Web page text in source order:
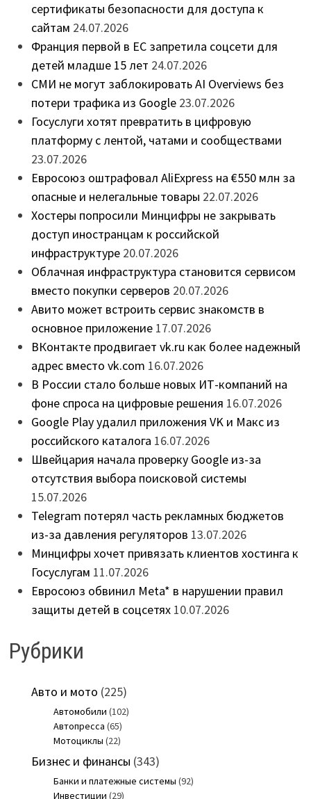
сертификаты безопасности для доступа к
сайтам 24.07.2026
Франция первой в ЕС запретила соцсети для
детей младше 15 лет 24.07.2026
СМИ не могут заблокировать AI Overviews без
потери трафика из Google 23.07.2026
Госуслуги хотят превратить в цифровую
платформу с лентой, чатами и сообществами
23.07.2026
Евросоюз оштрафовал AliExpress на €550 млн за
опасные и нелегальные товары 22.07.2026
Хостеры попросили Минцифры не закрывать
доступ иностранцам к российской
инфраструктуре 20.07.2026
Облачная инфраструктура становится сервисом
вместо покупки серверов 20.07.2026
Авито может встроить сервис знакомств в
основное приложение 17.07.2026
ВКонтакте продвигает vk.ru как более надежный
адрес вместо vk.com 16.07.2026
В России стало больше новых ИТ-компаний на
фоне спроса на цифровые решения 16.07.2026
Google Play удалил приложения VK и Макс из
российского каталога 16.07.2026
Швейцария начала проверку Google из-за
отсутствия выбора поисковой системы
15.07.2026
Telegram потерял часть рекламных бюджетов
из-за давления регуляторов 13.07.2026
Минцифры хочет привязать клиентов хостинга к
Госуслугам 11.07.2026
Евросоюз обвинил Meta* в нарушении правил
защиты детей в соцсетях 10.07.2026
Рубрики
Авто и мото (225)
Автомобили (102)
Автопресса (65)
Мотоциклы (22)
Бизнес и финансы (343)
Банки и платежные системы (92)
Инвестиции (29)